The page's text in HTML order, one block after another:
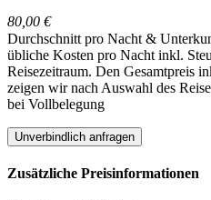
80,00 €
Durchschnitt pro Nacht &
übliche Kosten pro Nacht inkl.
Reisezeitraum. Den Gesamtpreis
zeigen wir nach Auswahl des
bei Vollbelegung
Unverbindlich anfragen
Zusätzliche Preisinformationen